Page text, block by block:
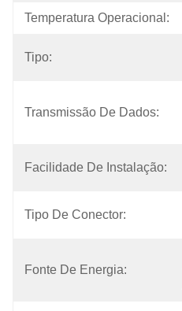
Temperatura Operacional:
Tipo:
Transmissão De Dados:
Facilidade De Instalação:
Tipo De Conector:
Fonte De Energia: